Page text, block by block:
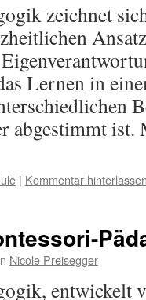
zeichnet
Lernen in
abgestimmt
| Kommentar
Nicole Preisegger
entwickelt